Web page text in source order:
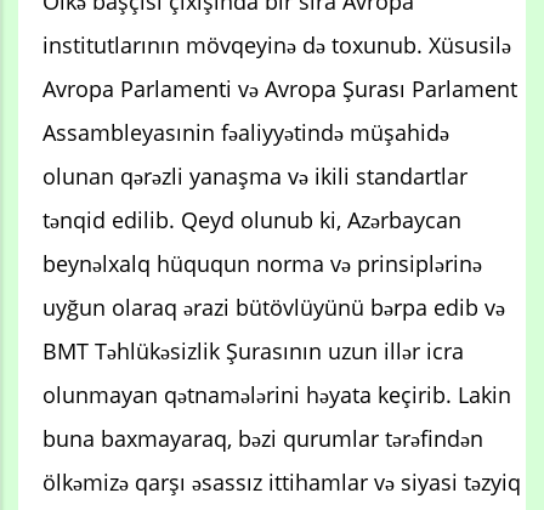
institutlarının mövqeyinə də toxunub. Xüsusilə
Avropa Parlamenti və Avropa Şurası Parlament
Assambleyasınin fəaliyyətində müşahidə
olunan qərəzli yanaşma və ikili standartlar
tənqid edilib. Qeyd olunub ki, Azərbaycan
beynəlxalq hüququn norma və prinsiplərinə
uyğun olaraq ərazi bütövlüyünü bərpa edib və
BMT Təhlükəsizlik Şurasının uzun illər icra
olunmayan qətnamələrini həyata keçirib. Lakin
buna baxmayaraq, bəzi qurumlar tərəfindən
ölkəmizə qarşı əsassız ittihamlar və siyasi təzyiq